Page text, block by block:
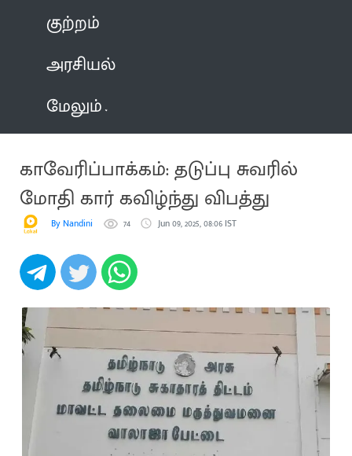
குற்றம்
அரசியல்
மேலும்
காவேரிப்பாக்கம்: தடுப்பு சுவரில்
மோதி கார் கவிழ்ந்து விபத்து
By Nandini 74 Jun 09, 2025, 08:06 IST